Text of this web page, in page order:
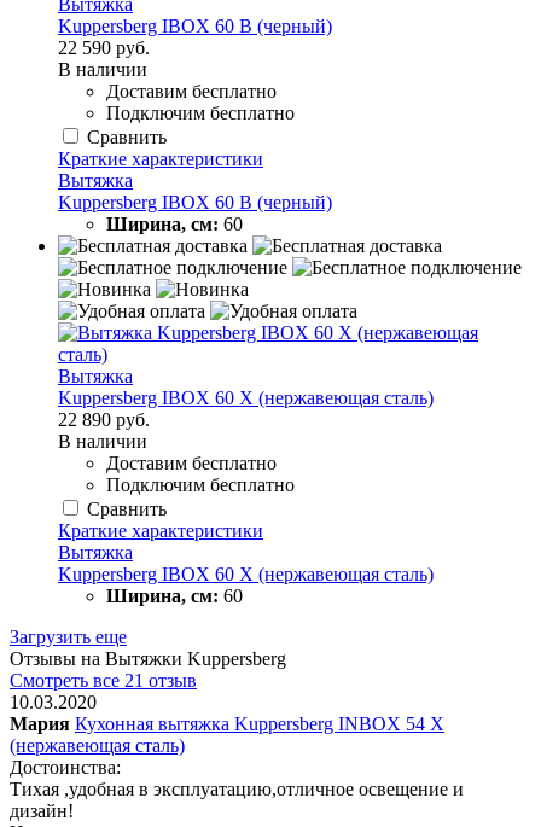
Kuppersberg IBOX 60 B (черный)
22 590 руб.
В наличии
Доставим бесплатно
Подключим бесплатно
Сравнить
Краткие характеристики
Вытяжка
Kuppersberg IBOX 60 B (черный)
Ширина, см: 60
Вытяжка
Kuppersberg IBOX 60 X (нержавеющая сталь)
22 890 руб.
В наличии
Доставим бесплатно
Подключим бесплатно
Сравнить
Краткие характеристики
Вытяжка
Kuppersberg IBOX 60 X (нержавеющая сталь)
Ширина, см: 60
Загрузить еще
Отзывы на Вытяжки Kuppersberg
Смотреть все 21 отзыв
10.03.2020
Мария Кухонная вытяжка Kuppersberg INBOX 54 X
(нержавеющая сталь)
Достоинства:
Тихая ,удобная в эксплуатацию,отличное освещение и
дизайн!